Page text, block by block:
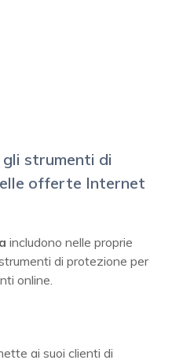
strumenti di
offerte Internet
includono nelle proprie
di protezione per
online.
ai suoi clienti di